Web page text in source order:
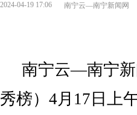
2024-04-19 17:06 南宁云—南宁新闻网
南宁云—南宁新
秀榜）4月17日上